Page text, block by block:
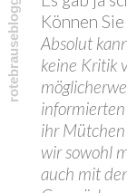
Können
Absolut
keine Kritik
ihr Mütchen
wir sowohl
auch mit